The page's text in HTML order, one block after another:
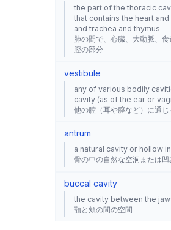
the part of the thoracic
that contains the heart
and trachea and thymus
肺の間で、心臓、大動脈、
腔の部分
vestibule
any of various bodily
cavity (as of the ear or
他の腔（耳や膣など）に通
antrum
a natural cavity or hollow
骨の中の自然な空洞または凹
buccal cavity
the cavity between the
顎と頬の間の空間